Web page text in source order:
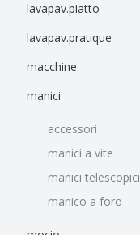
lavapav.piatto
lavapav.pratique
macchine
manici
accessori
manici a vite
manici telescopici
manico a foro